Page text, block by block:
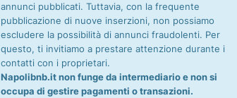
annunci pubblicati. Tuttavia, con la frequente
pubblicazione di nuove inserzioni, non possiamo
escludere la possibilità di annunci fraudolenti. Per
questo, ti invitiamo a prestare attenzione durante i
contatti con i proprietari.
Napolibnb.it non funge da intermediario e non si
occupa di gestire pagamenti o transazioni.